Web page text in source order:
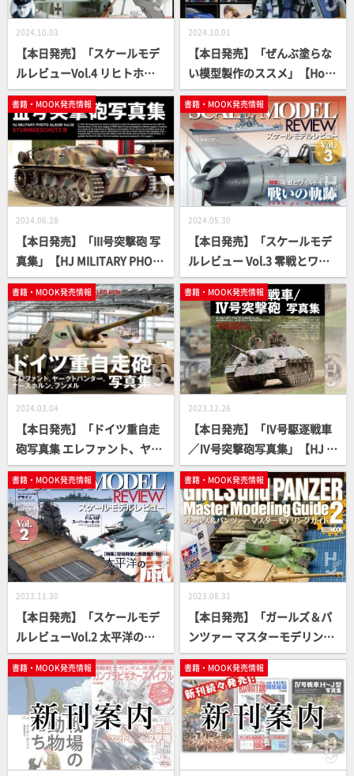
2024.10.03
【本日発売】「スケールモデ
ルレビューVol.4 リヒトホー
フェン戦記」【スケールモデ
ル】
2024.10.01
【本日発売】「ぜんぶ塗らな
い模型製作のススメ」【How
To】
書籍・MOOK発売情報
2024.06.28
【本日発売】「III号突撃砲 写
真集」【HJ MILITARY PHOT
O ALBUM】
書籍・MOOK発売情報
2024.05.30
【本日発売】「スケールモデ
ルレビュー Vol.3 零戦とワイ
ルドキャット」【スケールモ
デル】
書籍・MOOK発売情報
2024.03.04
【本日発売】「ドイツ重自走
砲写真集 エレファント、ヤー
クトパンター、ナースホル
ン、フンメル」【HJ MILITAR
Y PHOTO ALBUM】
書籍・MOOK発売情報
2023.12.26
【本日発売】「Ⅳ号駆逐戦車
／Ⅳ号突撃砲写真集」【HJ M
ILITARY PHOTO ALBUM】
書籍・MOOK発売情報
2023.11.30
【本日発売】「スケールモデ
ルレビューVol.2 太平洋の嵐
～空母飛龍と南雲機動部隊」
【スケールモデル】
書籍・MOOK発売情報
2023.08.31
【本日発売】「ガールズ＆パ
ンツァー マスターモデリング
ガイド2」【戦車道】
書籍・MOOK発売情報 書籍・MOOK発売情報